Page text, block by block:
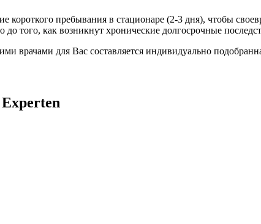
пребывания в стационаре (2-3 дня), чтобы
того, как возникнут хронические долгосрочные
врачами для Вас составляется индивидуально